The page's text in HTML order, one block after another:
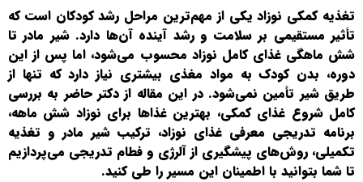
تغذیه کمکی نوزاد یکی از مهم‌ترین مراحل رشد کودکان است که
تأثیر مستقیمی بر سلامت و رشد آینده آن‌ها دارد. شیر مادر تا
شش ماهگی غذای کامل نوزاد محسوب می‌شود، اما پس از این
دوره، بدن کودک به مواد مغذی بیشتری نیاز دارد که تنها از
طریق شیر تأمین نمی‌شود. در این مقاله از دکتر حاضر به بررسی
کامل شروع غذای کمکی، بهترین غذاها برای نوزاد شش ماهه،
برنامه تدریجی معرفی غذای نوزاد، ترکیب شیر مادر و تغذیه
تکمیلی، روش‌های پیشگیری از آلرژی و فطام تدریجی می‌پردازیم
تا شما بتوانید با اطمینان این مسیر را طی کنید.